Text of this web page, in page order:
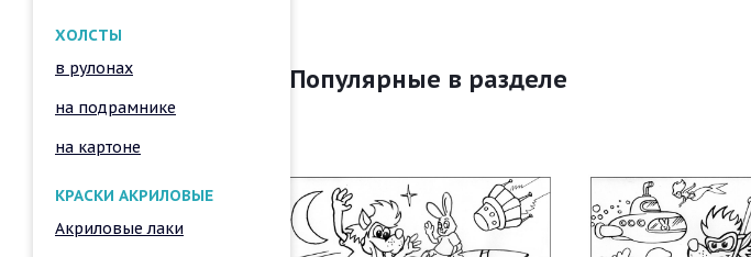
Популярные в разделе
ХОЛСТЫ
в рулонах
на подрамнике
на картоне
КРАСКИ АКРИЛОВЫЕ
Акриловые лаки